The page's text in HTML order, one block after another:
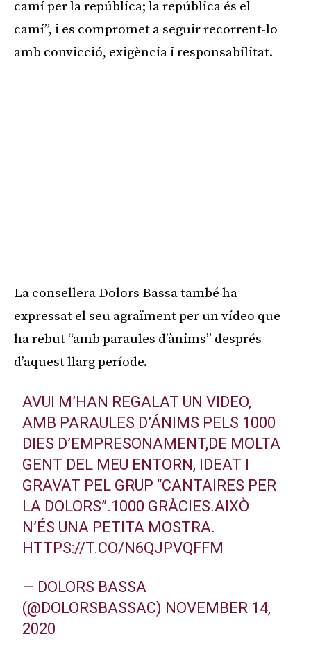
camí per la república; la república és el
camí”, i es compromet a seguir recorrent-lo
amb convicció, exigència i responsabilitat.
La consellera Dolors Bassa també ha
expressat el seu agraïment per un vídeo que
ha rebut “amb paraules d’ànims” després
d’aquest llarg període.
AVUI M’HAN REGALAT UN VIDEO,
AMB PARAULES D’ÁNIMS PELS 1000
DIES D’EMPRESONAMENT,DE MOLTA
GENT DEL MEU ENTORN, IDEAT I
GRAVAT PEL GRUP “CANTAIRES PER
LA DOLORS”.1000 GRÀCIES.AIXÒ
N’ÉS UNA PETITA MOSTRA.
HTTPS://T.CO/N6QJPVQFFM
— DOLORS BASSA
(@DOLORSBASSAC) NOVEMBER 14,
2020